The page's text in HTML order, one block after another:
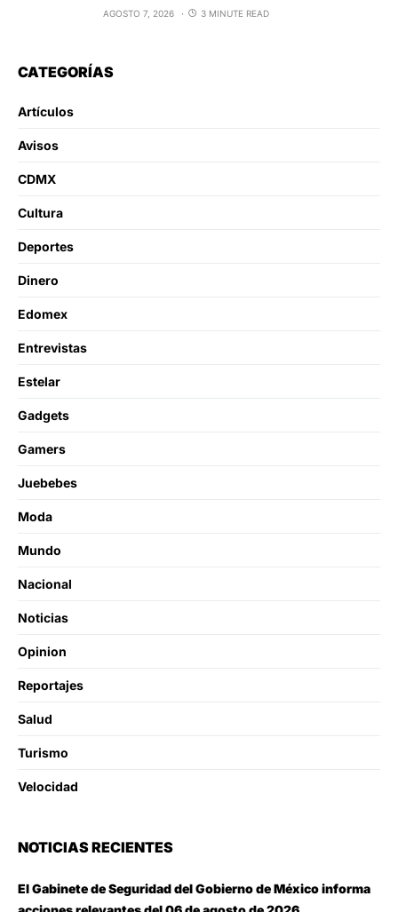
AGOSTO 7, 2026 3 MINUTE READ
CATEGORÍAS
Artículos
Avisos
CDMX
Cultura
Deportes
Dinero
Edomex
Entrevistas
Estelar
Gadgets
Gamers
Juebebes
Moda
Mundo
Nacional
Noticias
Opinion
Reportajes
Salud
Turismo
Velocidad
NOTICIAS RECIENTES
El Gabinete de Seguridad del Gobierno de México informa